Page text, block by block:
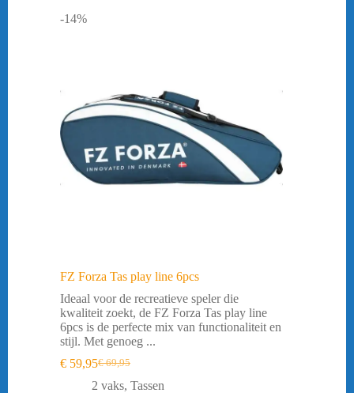
-14%
FZ Forza Tas play line 6pcs
Ideaal voor de recreatieve speler die
kwaliteit zoekt, de FZ Forza Tas play line
6pcs is de perfecte mix van functionaliteit en
stijl. Met genoeg ...
€69,95
Oorspronkelijke
prijs
€ 59,95Huidige
prijs
2 vaks, Tassen